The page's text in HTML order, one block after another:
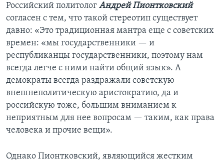
Российский политолог Андрей Пионтковский
согласен с тем, что такой стереотип существует
давно: «Это традиционная мантра еще с советских
времен: «мы государственники — и
республиканцы государственники, поэтому нам
всегда легче с ними найти общий язык». А
демократы всегда раздражали советскую
внешнеполитическую аристократию, да и
российскую тоже, большим вниманием к
неприятным для нее вопросам — таким, как права
человека и прочие вещи».
Однако Пионтковский, являющийся жестким